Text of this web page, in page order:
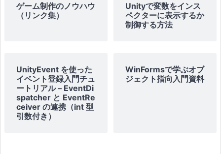
ゲーム制作のノウハウ
（リンク集）
Unityで変数をインス
ペクターに表示するか
制御する方法
UnityEvent を使った
イベント登録入門チュ
ートリアル – EventDi
spatcher と EventRe
ceiver の連携（int 型
引数付き）
WinFormsで学ぶオブ
ジェクト指向入門資料